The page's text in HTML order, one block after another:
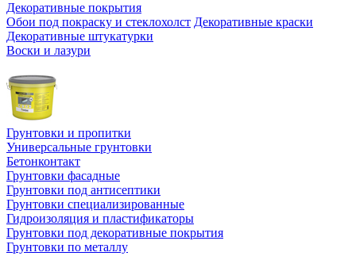
Декоративные покрытия
Обои под покраску и стеклохолст Декоративные краски
Декоративные штукатурки
Воски и лазури
Грунтовки и пропитки
Универсальные грунтовки
Бетонконтакт
Грунтовки фасадные
Грунтовки под антисептики
Грунтовки специализированные
Гидроизоляция и пластификаторы
Грунтовки под декоративные покрытия
Грунтовки по металлу